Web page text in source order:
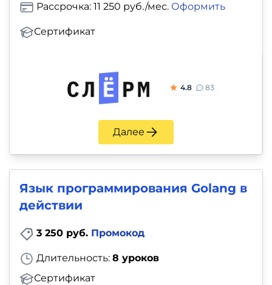
Сертификат
Рассрочка: 11 250 руб./мес. Оформить
4.8 83
Далее
Язык программирования Golang в
действии
3 250 руб. Промокод
Длительность: 8 уроков
Сертификат